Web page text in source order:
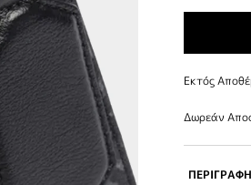
Εκτός
Δωρεάν
ΠΕΡΙΓΡΑΦΗ